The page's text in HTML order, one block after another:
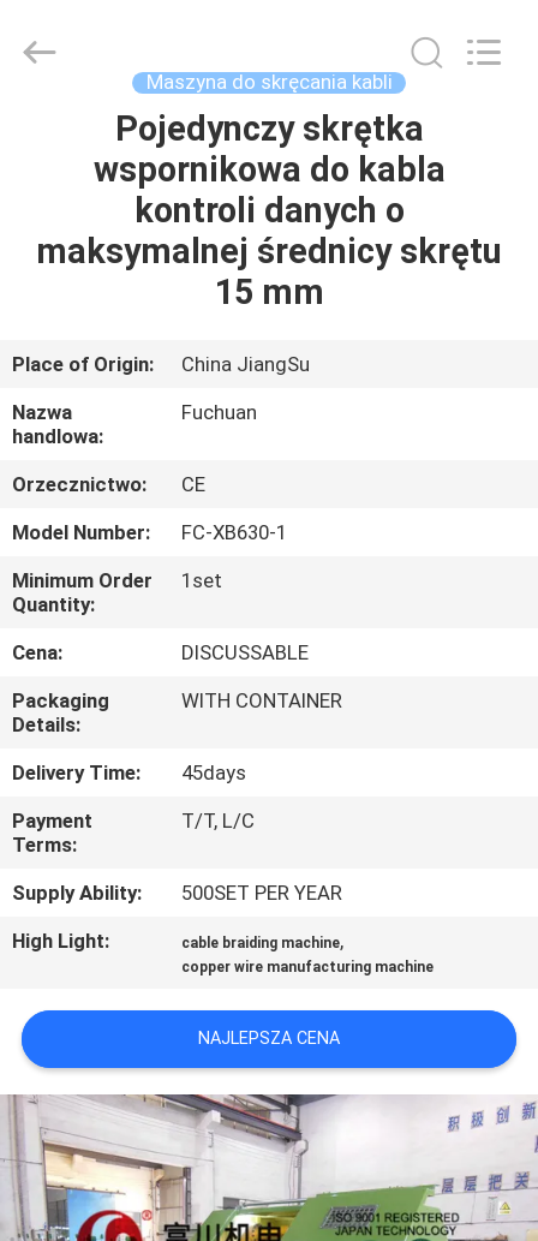
DOMU
PRODUKTY
VR
SHOW
O
WYCIECZKA
FABRYCE
KONTROLA
JAKOŚCI
SKONTAKTUJ
SIĘ
NAMI
AKTUALNOŚCI
PRZYPADKI
and
Mechanical
Maszyna do skręcania kabli
Pojedynczy skrętka
wspornikowa do kabla
kontroli danych o
maksymalnej średnicy skrętu
15 mm
Place of Origin:
China JiangSu
Nazwa
handlowa:
Fuchuan
Orzecznictwo:
CE
Model Number:
FC-XB630-1
Minimum Order
Quantity:
1set
Cena:
DISCUSSABLE
Packaging
Details:
WITH CONTAINER
Delivery Time:
45days
Payment
Terms:
T/T, L/C
Supply Ability:
500SET PER YEAR
High Light:
cable braiding machine,
copper wire manufacturing machine
NAJLEPSZA CENA